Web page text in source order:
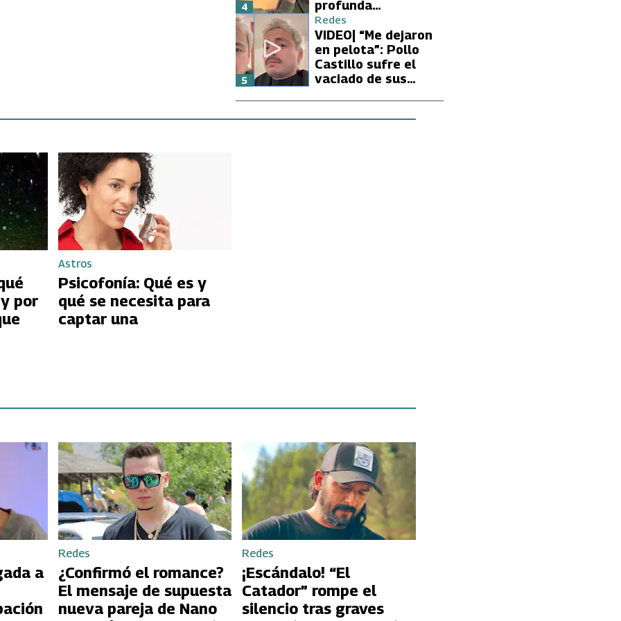
profunda
preocupación de
Fran García-
Huidobro por la
extrema delgadez
de Kathy Orellana
4
Redes
VIDEO| “Me dejaron
en pelota”: Pollo
Castillo sufre el
vaciado de sus
5
por
Astros
Psicofonía: Qué es y
qué se necesita para
captar una
a
Redes
¿Confirmó el romance?
El mensaje de supuesta
nueva pareja de Nano
Redes
¡Escándalo! “El
Catador” rompe el
silencio tras graves